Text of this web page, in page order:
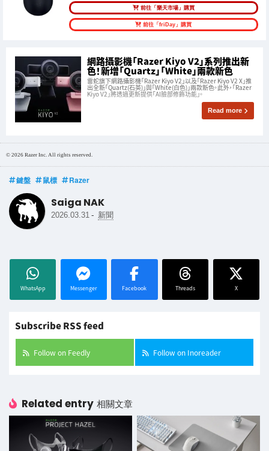
前往「樂天市場」購買
前往「friDay」購買
網路攝影機「Razer Kiyo V2」系列推出新
色！新增「Quartz」「White」兩款新色
雷蛇旗下網路攝影機「Razer Kiyo V2」以及「Razer Kiyo V2 X」推
出全新「Quartz(石英)」與「White(白色)」兩款新色。此外，「Razer
Kiyo V2」將透過更新提供「AI臉部修飾功能」。
Read more
© 2026 Razer Inc. All rights reserved.
鍵盤 鼠標 Razer
Saiga NAK
2026.03.31 - 新聞
WhatsApp Messenger Facebook Threads X
Subscribe RSS feed
Follow on Feedly Follow on Inoreader
Related entry 相關文章